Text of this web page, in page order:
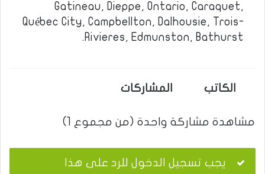
Gatineau, Dieppe, Ontario, Caraquet,
Québec City, Campbellton, Dalhousie, Trois-
Rivieres, Edmunston, Bathurst.
الكاتب المشاركات
مشاهدة مشاركة واحدة (من مجموع 1)
يجب تسجيل الدخول للرد على هذا